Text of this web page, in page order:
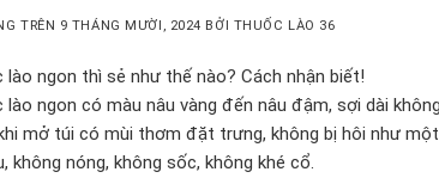
TRÊN 9 THÁNG MƯỜI, 2024 BỞI THUỐC LÀO 36
lào ngon thì sẻ như thế nào? Cách nhận biết!
lào ngon có màu nâu vàng đến nâu đậm, sợi dài
mở túi có mùi thơm đặt trưng, không bị hôi như
không nóng, không sốc, không khé cổ.